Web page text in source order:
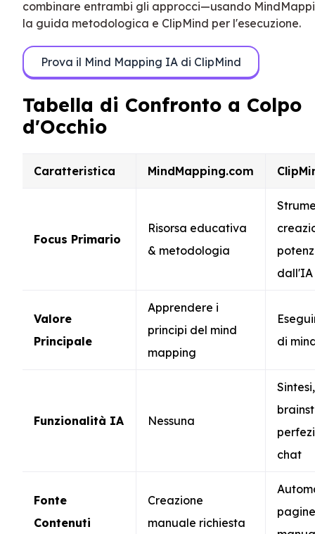
combinare entrambi gli approcci—usando
la guida metodologica e ClipMind per l'esecuzione.
Prova il Mind Mapping IA di ClipMind
Tabella di Confronto a Colpo
d'Occhio
Caratteristica MindMapping.com
Focus Primario
Risorsa educativa
& metodologia
dall'IA
Valore
Principale
Apprendere i
principi del mind
mapping
di
Funzionalità IA Nessuna
Sintesi,
chat
Fonte
Contenuti
Creazione
manuale richiesta